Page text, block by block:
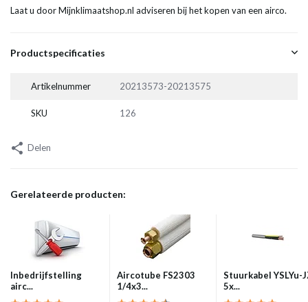
Laat u door Mijnklimaatshop.nl adviseren bij het kopen van een airco.
Productspecificaties
Artikelnummer 20213573-20213575
SKU 126
Delen
Gerelateerde producten:
Inbedrijfstelling
airc...
Aircotube FS2303
1/4x3...
Stuurkabel YSLYu-
5x...